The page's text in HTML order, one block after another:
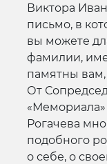
Виктора
письмо, в
вы можете
фамилии,
памятны вам,
От
Рогачева
подобного
о себе, о